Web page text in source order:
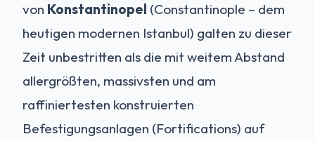
von Konstantinopel (Constantinople – dem
heutigen modernen Istanbul) galten zu dieser
Zeit unbestritten als die mit weitem Abstand
allergrößten, massivsten und am
raffiniertesten konstruierten
Befestigungsanlagen (Fortifications) auf